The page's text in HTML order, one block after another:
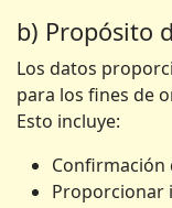
b) Propósito
Los datos
para los fines de
Esto incluye:
Confirmación
Proporcionar